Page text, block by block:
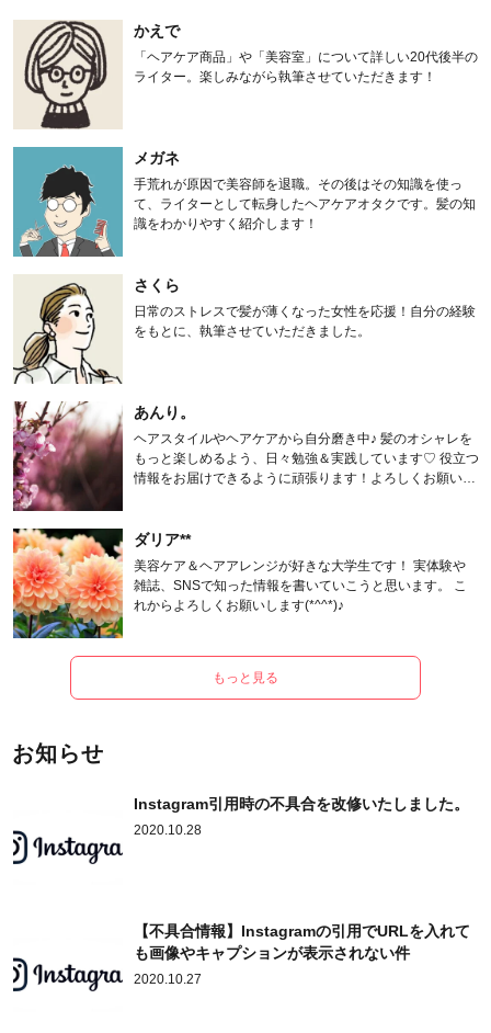
かえで
「ヘアケア商品」や「美容室」について詳しい20代後半の
ライター。楽しみながら執筆させていただきます！
メガネ
手荒れが原因で美容師を退職。その後はその知識を使っ
て、ライターとして転身したヘアケアオタクです。髪の知
識をわかりやすく紹介します！
さくら
日常のストレスで髪が薄くなった女性を応援！自分の経験
をもとに、執筆させていただきました。
あんり。
ヘアスタイルやヘアケアから自分磨き中♪ 髪のオシャレを
もっと楽しめるよう、日々勉強＆実践しています♡ 役立つ
情報をお届けできるように頑張ります！よろしくお願いし
ダリア**
美容ケア＆ヘアアレンジが好きな大学生です！ 実体験や
雑誌、SNSで知った情報を書いていこうと思います。 こ
れからよろしくお願いします(*^^*)♪
もっと見る
お知らせ
Instagram引用時の不具合を改修いたしました。
2020.10.28
【不具合情報】Instagramの引用でURLを入れて
も画像やキャプションが表示されない件
2020.10.27